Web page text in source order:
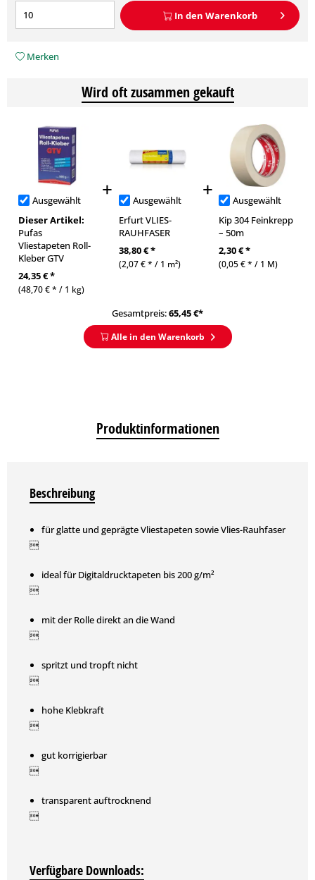
In den Warenkorb
Merken
Wird oft zusammen gekauft
Ausgewählt
Dieser Artikel:
Pufas
Vliestapeten Roll-
Kleber GTV
24,35 € *
(48,70 € * / 1 kg)
Ausgewählt
Erfurt VLIES-
RAUHFASER
38,80 € *
(2,07 € * / 1 m²)
Ausgewählt
Kip 304 Feinkrepp
– 50m
2,30 € *
(0,05 € * / 1 M)
Gesamtpreis:65,45€*
Alle in den Warenkorb
Produktinformationen
Beschreibung
für glatte und geprägte Vliestapeten sowie Vlies-Rauhfaser

ideal für Digitaldrucktapeten bis 200 g/m²

mit der Rolle direkt an die Wand

spritzt und tropft nicht

hohe Klebkraft

gut korrigierbar

transparent auftrocknend

Verfügbare Downloads: